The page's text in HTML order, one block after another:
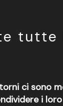
tutte
ci sono
i